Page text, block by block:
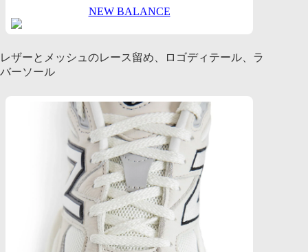
NEW BALANCE
レザーとメッシュのレース留め、ロゴディテール、ラ
バーソール